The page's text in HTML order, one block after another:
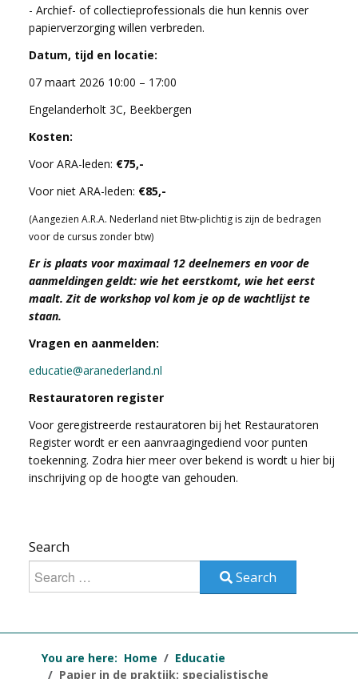
- Archief- of collectieprofessionals die hun kennis over
papierverzorging willen verbreden.
Datum, tijd en locatie:
07 maart 2026 10:00 – 17:00
Engelanderholt 3C, Beekbergen
Kosten:
Voor ARA-leden: €75,-
Voor niet ARA-leden: €85,-
(Aangezien A.R.A. Nederland niet Btw-plichtig is zijn de bedragen
voor de cursus zonder btw)
Er is plaats voor maximaal 12 deelnemers en voor de
aanmeldingen geldt: wie het eerstkomt, wie het eerst
maalt. Zit de workshop vol kom je op de wachtlijst te
staan.
Vragen en aanmelden:
educatie@aranederland.nl
Restauratoren register
Voor geregistreerde restauratoren bij het Restauratoren
Register wordt er een aanvraagingediend voor punten
toekenning. Zodra hier meer over bekend is wordt u hier bij
inschrijving op de hoogte van gehouden.
Search
Search
You are here: Home
Educatie
Papier in de praktijk: specialistische